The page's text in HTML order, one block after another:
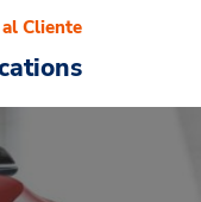
Cliente